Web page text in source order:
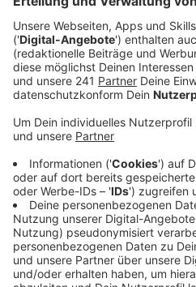
Anzeige
Personalsituation bei
Anzeige
Aktuell sind zu wenige
beschäftigt, was zu häufigen
zwischen Köln-Langel und
Stadt und HGK möchten